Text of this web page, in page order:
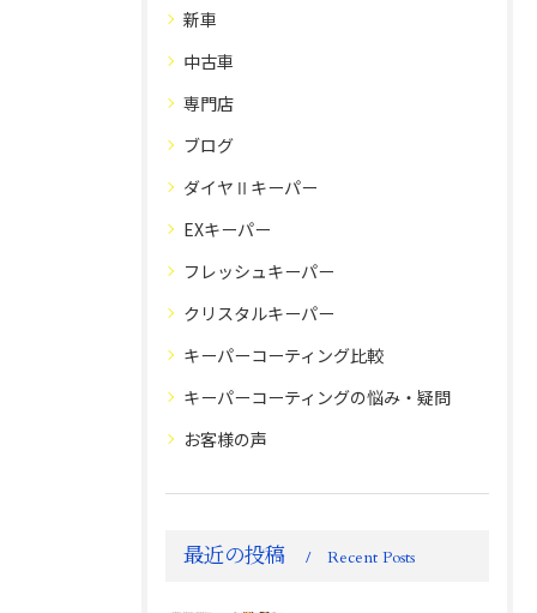
新車
中古車
専門店
ブログ
ダイヤⅡキーパー
EXキーパー
フレッシュキーパー
クリスタルキーパー
キーパーコーティング比較
キーパーコーティングの悩み・疑問
お客様の声
最近の投稿 Recent Posts